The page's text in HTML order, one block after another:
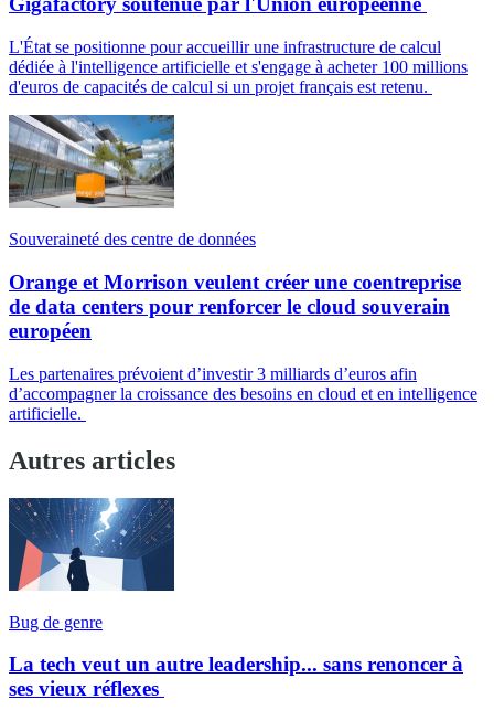
L'État se positionne pour accueillir une infrastructure de calcul
dédiée à l'intelligence artificielle et s'engage à acheter 100 millions
d'euros de capacités de calcul si un projet français est retenu.
Souveraineté des centre de données
Orange et Morrison veulent créer une coentreprise
de data centers pour renforcer le cloud souverain
européen
Les partenaires prévoient d’investir 3 milliards d’euros afin
d’accompagner la croissance des besoins en cloud et en intelligence
artificielle.
Autres articles
Bug de genre
La tech veut un autre leadership... sans renoncer à
ses vieux réflexes